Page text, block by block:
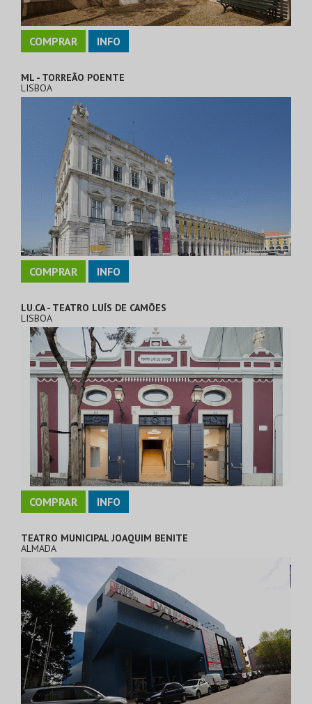
COMPRAR INFO
ML - TORREÃO POENTE
LISBOA
COMPRAR INFO
LU.CA - TEATRO LUÍS DE CAMÕES
LISBOA
COMPRAR INFO
TEATRO MUNICIPAL JOAQUIM BENITE
ALMADA